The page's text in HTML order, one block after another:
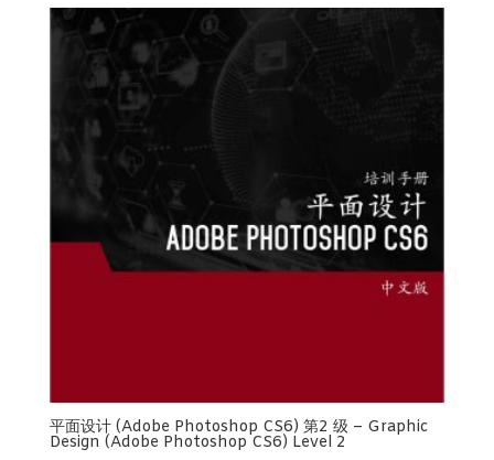
平面设计 (Adobe Photoshop CS6) 第2 级 – Graphic
Design (Adobe Photoshop CS6) Level 2